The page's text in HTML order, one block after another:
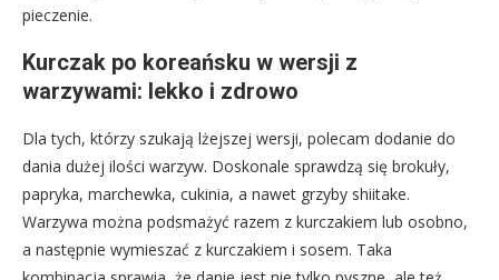
pieczenie.
Kurczak po koreańsku w wersji z
warzywami: lekko i zdrowo
Dla tych, którzy szukają lżejszej wersji, polecam dodanie do
dania dużej ilości warzyw. Doskonale sprawdzą się brokuły,
papryka, marchewka, cukinia, a nawet grzyby shiitake.
Warzywa można podsmażyć razem z kurczakiem lub osobno,
a następnie wymieszać z kurczakiem i sosem. Taka